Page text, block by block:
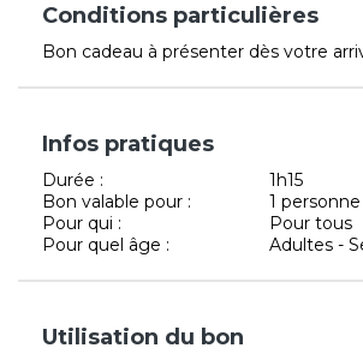
Conditions particulières
Bon cadeau à présenter dès votre
Infos pratiques
Durée :
1h15
Bon valable pour :
1 personne
Pour qui :
Pour tous
Pour quel âge :
Adultes -
Utilisation du bon